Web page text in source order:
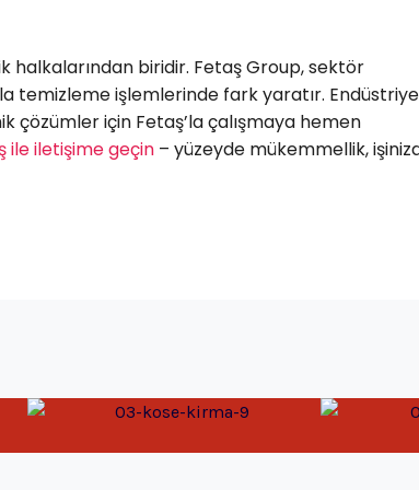
halkalarından biridir. Fetaş Group, sektör
temizleme işlemlerinde fark yaratır.
çözümler için Fetaş’la çalışmaya hemen
ile iletişime geçin – yüzeyde mükemmellik,